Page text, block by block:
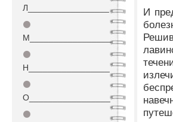
Л_________________
⚫
М_________________
⚫
Н_________________
⚫
О_________________
⚫
И